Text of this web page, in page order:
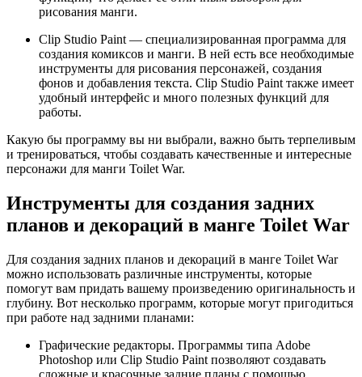
рисования манги.
Clip Studio Paint — специализированная программа для
создания комиксов и манги. В ней есть все необходимые
инструменты для рисования персонажей, создания
фонов и добавления текста. Clip Studio Paint также имеет
удобный интерфейс и много полезных функций для
работы.
Какую бы программу вы ни выбрали, важно быть терпеливым
и тренироваться, чтобы создавать качественные и интересные
персонажи для манги Toilet War.
Инструменты для создания задних
планов и декораций в манге Toilet War
Для создания задних планов и декораций в манге Toilet War
можно использовать различные инструменты, которые
помогут вам придать вашему произведению оригинальность и
глубину. Вот несколько программ, которые могут пригодиться
при работе над задними планами:
Графические редакторы. Программы типа Adobe
Photoshop или Clip Studio Paint позволяют создавать
сложные и красочные задние планы с помощью